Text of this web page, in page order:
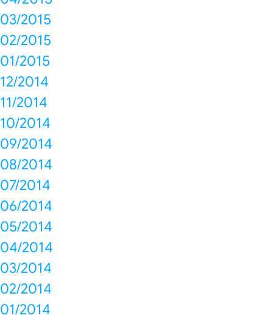
03/2015
02/2015
01/2015
12/2014
11/2014
10/2014
09/2014
08/2014
07/2014
06/2014
05/2014
04/2014
03/2014
02/2014
01/2014